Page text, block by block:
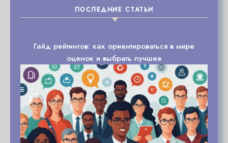
ПОСЛЕДНИЕ СТАТЬИ
Гайд рейтингов: как ориентироваться в мире
оценок и выбрать лучшее